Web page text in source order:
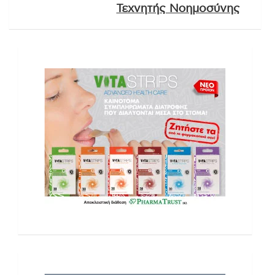
Τεχνητής Νοημοσύνης